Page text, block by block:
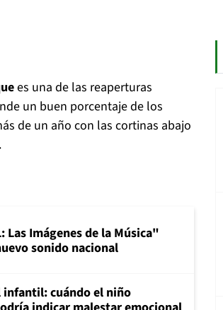
es una de las reaperturas
un buen porcentaje de los
de un año con las cortinas abajo
Las Imágenes de la Música"
sonido nacional
infantil: cuándo el niño